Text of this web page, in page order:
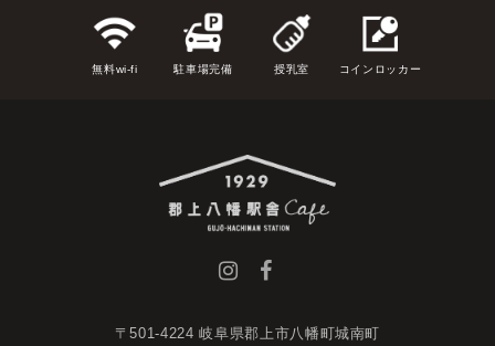
無料wi-fi 駐車場完備 授乳室 コインロッカー
〒501-4224 岐阜県郡上市八幡町城南町